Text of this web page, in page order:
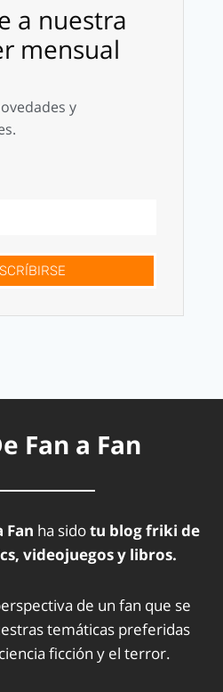
a nuestra
mensual
y
Fan a Fan
Fan ha sidotu blog friki de
videojuegos y libros.
de un fan que se
temáticas preferidas
ficción y el terror.